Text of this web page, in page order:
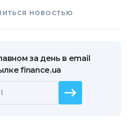
НОВОСТЬЮ
за день в email
finance.ua